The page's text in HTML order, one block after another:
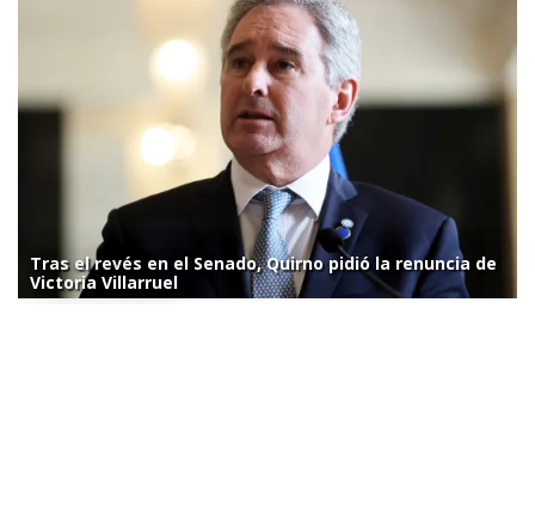
Tras el revés en el Senado, Quirno pidió la renuncia de
Victoria Villarruel